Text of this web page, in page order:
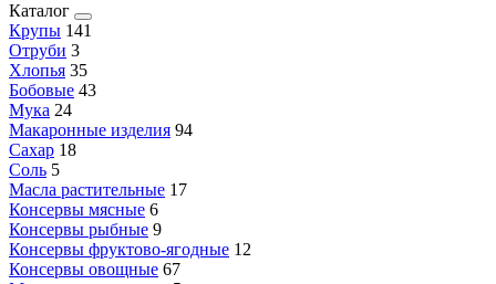
Каталог
Крупы 141
Отруби 3
Хлопья 35
Бобовые 43
Мука 24
Макаронные изделия 94
Сахар 18
Соль 5
Масла растительные 17
Консервы мясные 6
Консервы рыбные 9
Консервы фруктово-ягодные 12
Консервы овощные 67